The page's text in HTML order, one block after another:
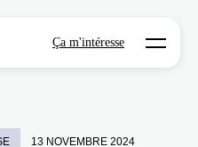
Ça m'intéresse Open
13 NOVEMBRE 2024